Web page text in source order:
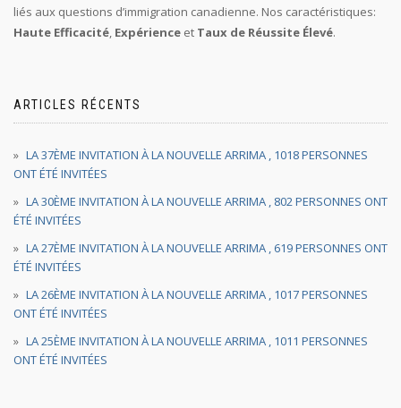
liés aux questions d’immigration canadienne. Nos caractéristiques:
Haute Efficacité Expérience et Taux de Réussite Élevé.
ARTICLES RÉCENTS
LA 37ÈME INVITATION À LA NOUVELLE ARRIMA , 1018 PERSONNES
ONT ÉTÉ INVITÉES
LA 30ÈME INVITATION À LA NOUVELLE ARRIMA , 802 PERSONNES ONT
ÉTÉ INVITÉES
LA 27ÈME INVITATION À LA NOUVELLE ARRIMA , 619 PERSONNES ONT
ÉTÉ INVITÉES
LA 26ÈME INVITATION À LA NOUVELLE ARRIMA , 1017 PERSONNES
ONT ÉTÉ INVITÉES
LA 25ÈME INVITATION À LA NOUVELLE ARRIMA , 1011 PERSONNES
ONT ÉTÉ INVITÉES